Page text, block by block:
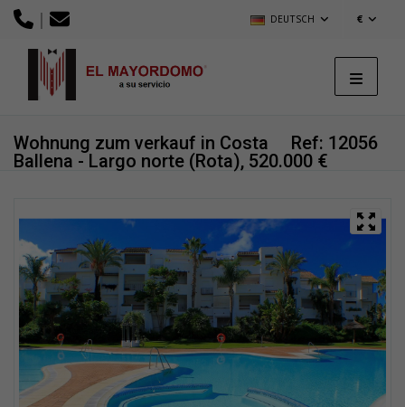
| DEUTSCH €
Ref: 12056
Wohnung zum verkauf in Costa
Ballena - Largo norte (Rota), 520.000 €